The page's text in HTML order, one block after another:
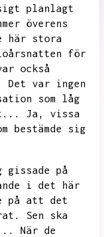
planlagt
överens
här stora
för
också
Det var ingen
som låg
Ja,
vissa
bestämde sig
gissade på
i det här
på att det
Sen ska
När de